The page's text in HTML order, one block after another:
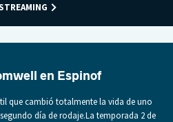
en Espinof
que cambió totalmente la vida de uno
día de rodaje.La temporada 2 de